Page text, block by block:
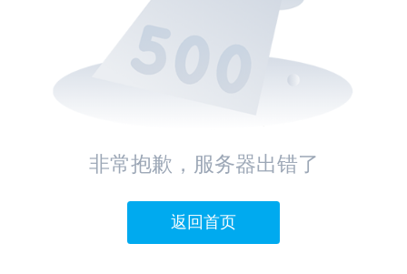
非常抱歉，服务器出错了
返回首页